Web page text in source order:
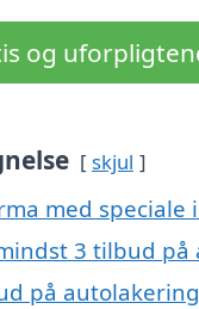
og
skjul
med
3 tilbud på
på